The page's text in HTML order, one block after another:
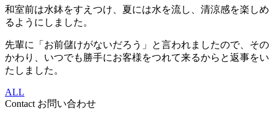
和室前は水鉢をすえつけ、夏には水を流し、清涼感を楽しめ
るようにしました。
先輩に「お前儲けがないだろう」と言われましたので、その
かわり、いつでも勝手にお客様をつれて来るからと返事をい
たしました。
ALL
Contact お問い合わせ